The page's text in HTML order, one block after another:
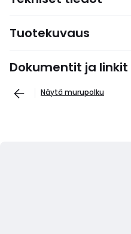
Tuotekuvaus
Dokumentit ja linkit
Näytä murupolku